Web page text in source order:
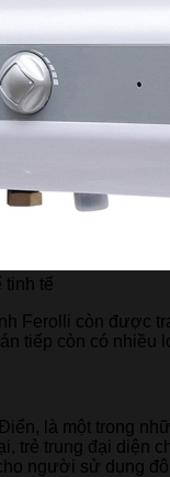
tinh tế
Ferolli còn được
tiếp còn có nhiều
là một trong
trẻ trung đại diện
người sử dụng